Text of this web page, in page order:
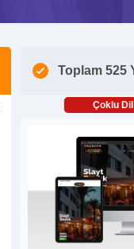
Toplam 525
Çoklu